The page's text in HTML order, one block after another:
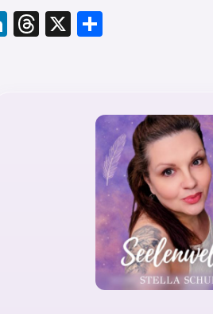
LinkedIn
Threads
X